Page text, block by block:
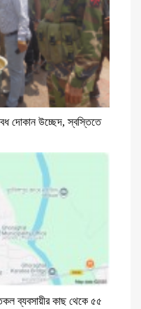
দোকান উচ্ছেদ, স্বস্তিতে
ব্যবসায়ীর কাছ থেকে ৫৫